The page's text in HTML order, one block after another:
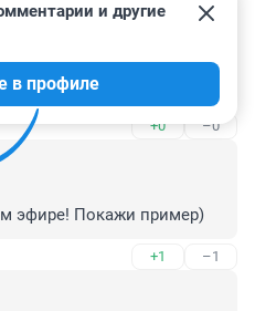
+0 –0
и другие
в профиле
эфире! Покажи пример)
+1 –1